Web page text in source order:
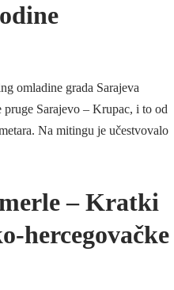
omladine grada Sarajeva
Sarajevo – Krupac, i to od
Na mitingu je učestvovalo
– Kratki
hercegovačke